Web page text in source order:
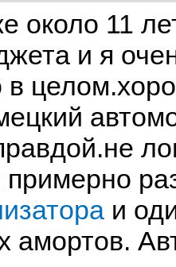
около 11
и я
в
примерно
и
амортов.